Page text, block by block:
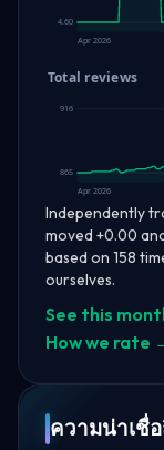
4.60
Apr 2026
Total reviews
916
865
Apr 2026
Independently
moved +0.00
based on 158
ourselves.
See this
How we rate
ความน่าเชื่